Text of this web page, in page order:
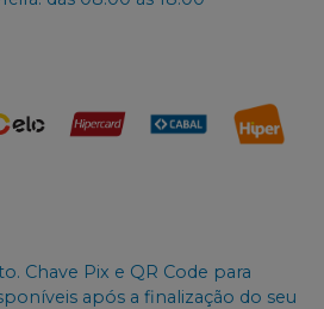
Chave Pix e QR Code para
após a finalização do seu